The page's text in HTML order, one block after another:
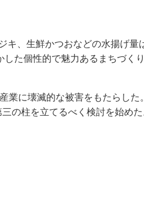
、生鮮かつおなどの水揚げ
た個性的で魅力あるまちづく
に壊滅的な被害をもたらした
の柱を立てるべく検討を始め